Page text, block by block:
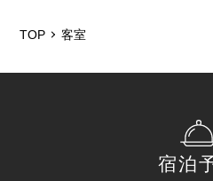
TOP 客室
宿泊